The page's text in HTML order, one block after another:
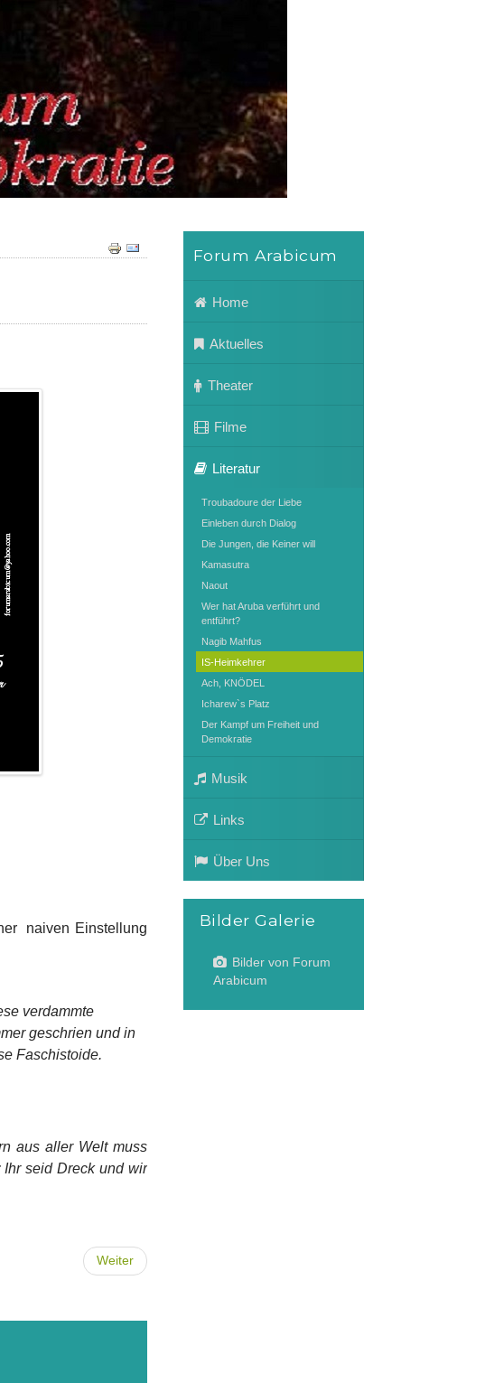
Forum Arabicum
Home
Aktuelles
Theater
Filme
Literatur
Troubadoure der Liebe
Einleben durch Dialog
Die Jungen, die Keiner will
Kamasutra
Naout
Wer hat Aruba verführt und
entführt?
Nagib Mahfus
IS-Heimkehrer
Ach, KNÖDEL
Icharew`s Platz
Der Kampf um Freiheit und
Demokratie
Musik
Links
Über Uns
Bilder Galerie
Bilder von Forum
Arabicum
naiven Einstellung
verdammte
geschrien und in
Faschistoide.
aus aller Welt muss
seid Dreck und wir
Weiter